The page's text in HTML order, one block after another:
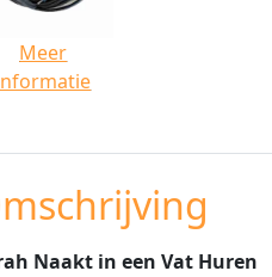
Naakt in een Vat Huren
Meer